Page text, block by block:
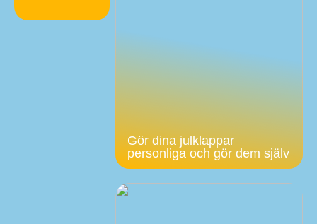
Gör dina julklappar
personliga och gör dem själv